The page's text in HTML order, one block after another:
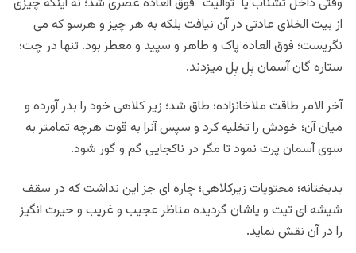
از بیت الخلای عادتی در آن نیافت بلکه به هر چیز و هرسو که می
نگریست؛ فوق العاده پاک و طاهر و سپید و معطر بود. تنها در چت؛
ستاره گان آسمان بِل بِل میزدند.
آخر الامر طاقت ملاخانزاده؛ طاق شد؛ زیر کلاهی خود را بدر آورده و
میان آن؛ خودش را تخلیه کرد و سپس آنرا به قوت هرچه تمامتر به
سوی آسمان پرت نمود تا مگر در ناکجایی گم و گور شود.
بدبختانه؛ محتویات زیرکلاهی؛ چاره ای جز این نداشت که در سقف
شیشه ای تیت و پاشان گردیده مناظر عجیب و غریب و حیرت انگیز
را در آن نقش نماید.